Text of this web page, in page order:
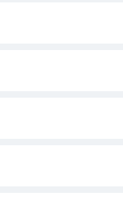
tham khảo
và chọn tin
vào biểu
mobile